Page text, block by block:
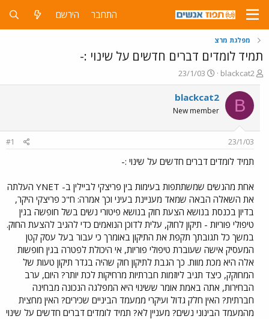
התחבר הירשם
מפלגת מרצ
תמיד לומדים דברים חדשים על שינוי :-
פ
ו
ת
ח
ה
ש
א
blackcat2
פ
ו
ר
ם
ר
23/1/03
B
blackcat2
New member
23/1/03
#1
תמיד לומדים דברים חדשים על שינוי :-
אחת מהנשים שמשתתפות בעימות בין פריצקי לביילין ב- YNET העלתה
את השאלה הבאה שמאד מעניינת בעיני וכך אמרה: ח"כ פריצקי היקר,
בדיון בכנסת בנושא הצעת חוק בנושא פיטורי נשים בשל חופשה בגין
טיפולי פוריות - תיקון לחוק, עלית לדוכן הנואמים כדי להגיב להצעת החוק.
במשך כל תגובתך תקפת את התיקון באומרך כי עבור בעל עסק קטן
המעסיק אישה שעוברת טיפולי פוריות, אי היכולת לפטרה בגין חופשות
אלה היא מכת מוות. כך הגבת לתיקון חוק שהיה בגדר תיקון טעות של
המחוקק, כיצד תגיב ליוזמות חברתיות מרחיקות לכת יותר? היום, ערב
הבחירות, אתה באמת אומר ששינוי היא המפלגה הנכונה מבחינה
חברתית? האין חלק גדול ועיקרי ממעמד הביניים שכירים? האין מחצית
מהמעמד הבינוני נשים? מעניין לא? תמיד לומדים דברים חדשים על שינוי